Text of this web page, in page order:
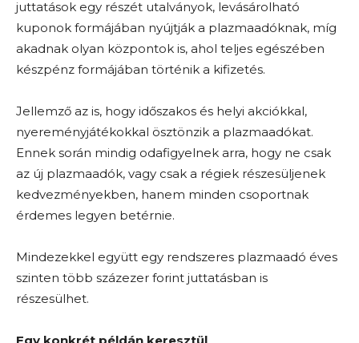
juttatások egy részét utalványok, levásárolható
kuponok formájában nyújtják a plazmaadóknak, míg
akadnak olyan központok is, ahol teljes egészében
készpénz formájában történik a kifizetés.
Jellemző az is, hogy időszakos és helyi akciókkal,
nyereményjátékokkal ösztönzik a plazmaadókat.
Ennek során mindig odafigyelnek arra, hogy ne csak
az új plazmaadók, vagy csak a régiek részesüljenek
kedvezményekben, hanem minden csoportnak
érdemes legyen betérnie.
Mindezekkel együtt egy rendszeres plazmaadó éves
szinten több százezer forint juttatásban is
részesülhet.